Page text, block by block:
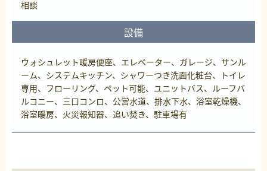
相談
設備
ウォシュレット暖房便座、エレベーター、ガレージ、サンル
ーム、システムキッチン、シャワーつき洗面化粧台、トイレ
専用、フローリング、ペット可能、ユニットバス、ルーフバ
ルコニー、三口コンロ、公営水道、排水下水、浴室乾燥機、
浴室暖房、火災報知器、追い焚き、駐車場有